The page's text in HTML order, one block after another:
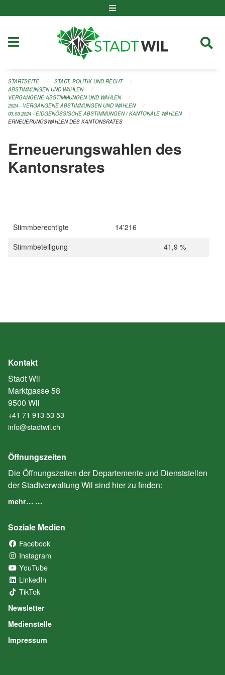
STARTSEITE
STADT, POLITIK UND RECHT
ABSTIMMUNGEN UND WAHLEN
VERGANGENE ABSTIMMUNGEN UND WAHLEN
2024 - VERGANGENE ABSTIMMUNGEN UND WAHLEN
03.03.2024 - EIDGENÖSSISCHE ABSTIMMUNGEN / KANTONALE WAHLEN
ERNEUERUNGSWAHLEN DES KANTONSRATES
Erneuerungswahlen des
Kantonsrates
Stimmberechtigte
14'216
Stimmbeteiligung
41,9 %
Kontakt
Stadt Wil
Marktgasse 58
9500 Wil
+41 71 913 53 53
info@stadtwil.ch
Öffnungszeiten
Die Öffnungszeiten der Departemente und Dienststellen
der Stadtverwaltung Wil sind hier zu finden:
mehr… …
Soziale Medien
Facebook
Instagram
YouTube
LinkedIn
TikTok
Newsletter
Medienstelle
Impressum